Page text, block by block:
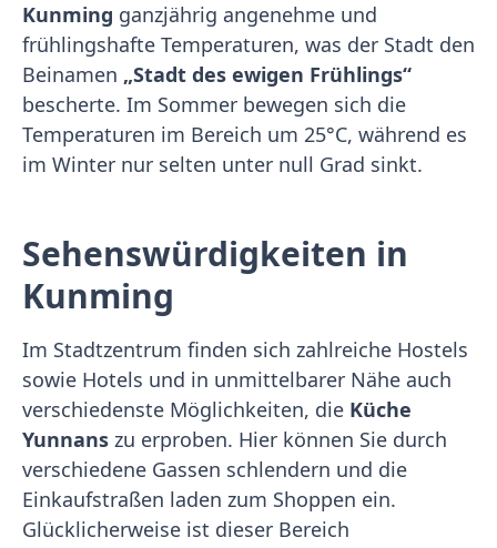
Kunming ganzjährig angenehme und
frühlingshafte Temperaturen, was der Stadt den
Beinamen „Stadt des ewigen Frühlings“
bescherte. Im Sommer bewegen sich die
Temperaturen im Bereich um 25°C, während es
im Winter nur selten unter null Grad sinkt.
Sehenswürdigkeiten in
Kunming
Im Stadtzentrum finden sich zahlreiche Hostels
sowie Hotels und in unmittelbarer Nähe auch
verschiedenste Möglichkeiten, die Küche
Yunnans zu erproben. Hier können Sie durch
verschiedene Gassen schlendern und die
Einkaufstraßen laden zum Shoppen ein.
Glücklicherweise ist dieser Bereich